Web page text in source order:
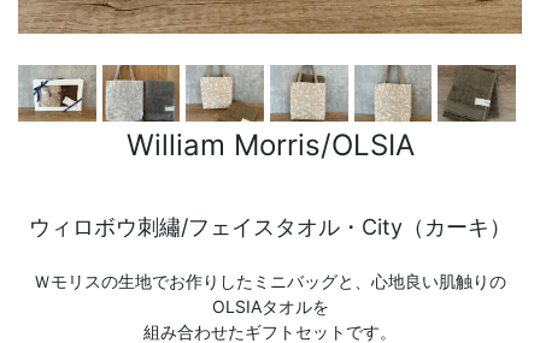
William Morris/OLSIA
ウィロボウ刺繡/フェイスタオル・City（カーキ）
Ｗモリスの生地でお作りしたミニバッグと、心地良い肌触りの
OLSIAタオルを
組み合わせたギフトセットです。